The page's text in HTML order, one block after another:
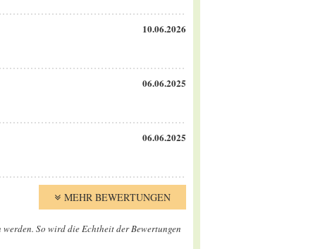
10.06.2026
06.06.2025
06.06.2025
MEHR BEWERTUNGEN
So wird die Echtheit der Bewertungen